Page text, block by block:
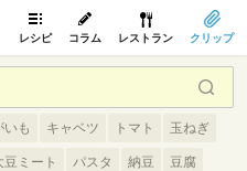
レシピ コラム レストラン クリップ
いも キャベツ トマト 玉ねぎ
豆ミート パスタ 納豆 豆腐